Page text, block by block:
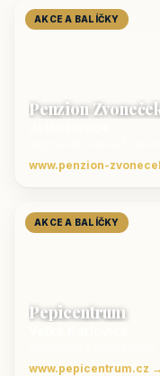
AKCE A BALÍČKY
Penzion
www.penzion-
AKCE A BALÍČKY
Pepicentrum
www.pepicentrum.cz →